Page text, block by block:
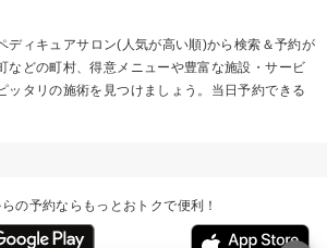
ディキュアサロン(人気が高い順)から検索＆予約が
などの町村、得意メニューや豊富な施設・サービ
ッタリの施術を見つけましょう。当日予約できる
の予約ならもっとおトクで便利！